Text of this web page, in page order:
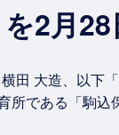
2月
田 大造、以下
である「駒